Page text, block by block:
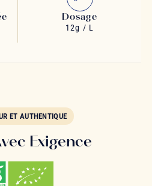
Dosage
12g / L
ET AUTHENTIQUE
Exigence